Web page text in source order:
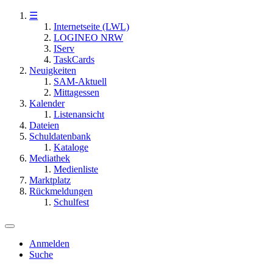
☰
Internetseite (LWL)
LOGINEO NRW
IServ
TaskCards
Neuigkeiten
SAM-Aktuell
Mittagessen
Kalender
Listenansicht
Dateien
Schuldatenbank
Kataloge
Mediathek
Medienliste
Marktplatz
Rückmeldungen
Schulfest
Anmelden
Suche